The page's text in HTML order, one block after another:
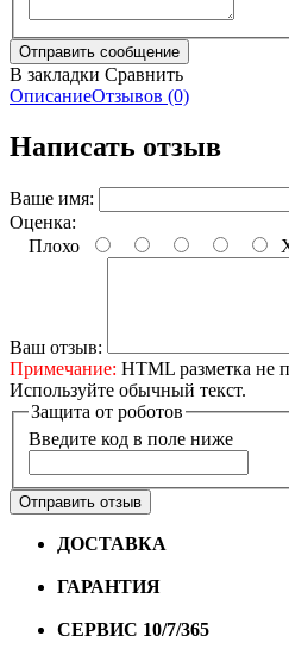
В закладки Сравнить
ОписаниеОтзывов (0)
Написать отзыв
Ваше имя:
Оценка:
Плохо
Ваш отзыв:
Примечание: HTML разметка не
Используйте обычный текст.
Защита от роботов
Введите код в поле ниже
Отправить отзыв
ДОСТАВКА
ГАРАНТИЯ
СЕРВИС 10/7/365